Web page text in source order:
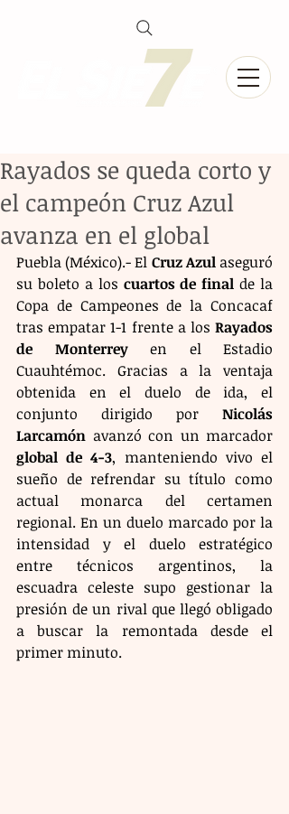
Rayados se queda corto y
el campeón Cruz Azul
avanza en el global
Puebla (México).- El Cruz Azul aseguró
su boleto a los cuartos de final de la
Copa de Campeones de la Concacaf
tras empatar 1-1 frente a los Rayados
de Monterrey en el Estadio
Cuauhtémoc. Gracias a la ventaja
obtenida en el duelo de ida, el
conjunto dirigido por Nicolás
Larcamón
global de 4-3, manteniendo vivo el
sueño de refrendar su título como
actual monarca del certamen
regional. En un duelo marcado por la
intensidad y el duelo estratégico
entre técnicos argentinos, la
escuadra celeste supo gestionar la
presión de un rival que llegó obligado
a buscar la remontada desde el
primer minuto.